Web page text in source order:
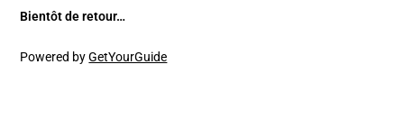
Bientôt de retour…
Powered byGetYourGuide